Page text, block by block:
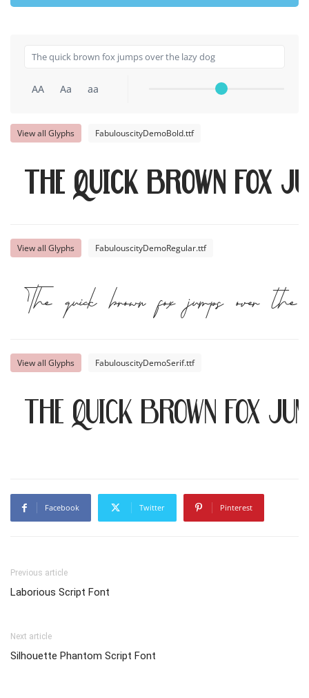
AA Aa aa
View all Glyphs FabulouscityDemoBold.ttf
The quick brown fox
View all Glyphs FabulouscityDemoRegular.ttf
The quick brown fox jumps over
View all Glyphs FabulouscityDemoSerif.ttf
The quick brown fox
Facebook Twitter Pinterest
Previous article
Laborious Script Font
Next article
Silhouette Phantom Script Font